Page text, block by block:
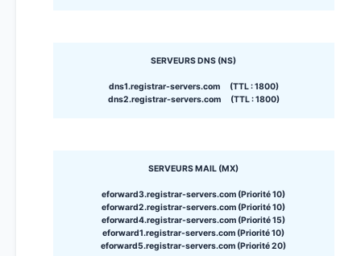
SERVEURS DNS (NS)
dns1.registrar-servers.com (TTL : 1800)
dns2.registrar-servers.com (TTL : 1800)
SERVEURS MAIL (MX)
eforward3.registrar-servers.com (Priorité 10)
eforward2.registrar-servers.com (Priorité 10)
eforward4.registrar-servers.com (Priorité 15)
eforward1.registrar-servers.com (Priorité 10)
eforward5.registrar-servers.com (Priorité 20)